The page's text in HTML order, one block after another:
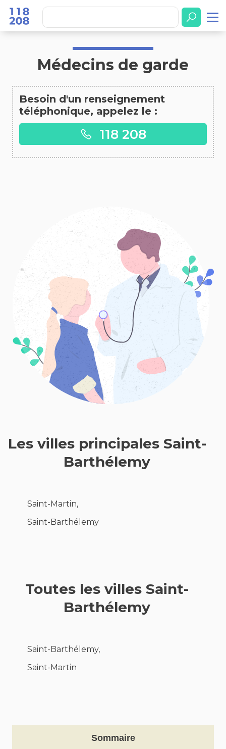
Accueil
Médecins de garde
Besoin d'un renseignement
téléphonique, appelez le :
118 208
Les villes principales Saint-
Barthélemy
Saint-Martin,
Saint-Barthélemy
Toutes les villes Saint-
Barthélemy
Saint-Barthélemy,
Saint-Martin
Sommaire